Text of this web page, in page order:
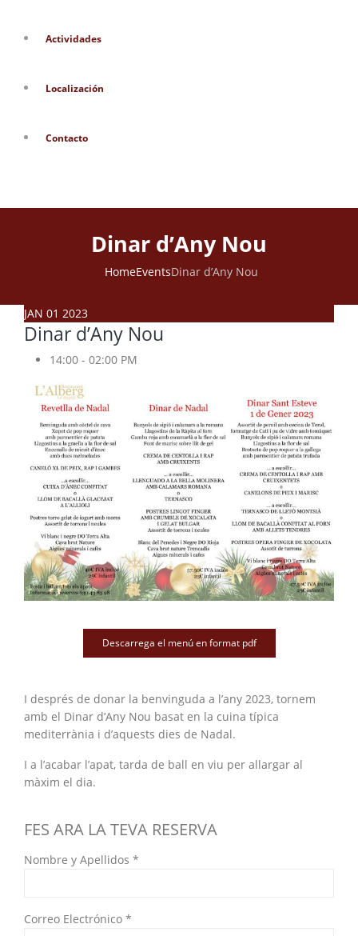
Actividades
Localización
Contacto
Dinar d’Any Nou
HomeEventsDinar d’Any Nou
JAN 01 2023
Dinar d’Any Nou
14:00 - 02:00 PM
Descarrega el menú en format pdf
I després de donar la benvinguda a l’any 2023, tornem
amb el Dinar d’Any Nou basat en la cuina típica
mediterrània i d’aquests dies de Nadal.
I a l’acabar l’apat, tarda de ball en viu per allargar al
màxim el dia.
FES ARA LA TEVA RESERVA
Nombre y Apellidos *
Correo Electrónico *